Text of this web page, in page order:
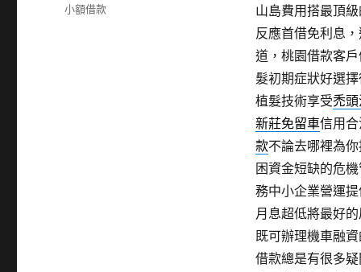
山島費用搭最頂
反應首借免利息
道，桃園借款客
髮初期症狀好選
植髮技術享受禿
新莊免留車信用
款不論去哪裡為
困資金短缺的危
務中小企業營運
月息超低將最好
既可辦理機車融
借款總是有很多
分
小額借款